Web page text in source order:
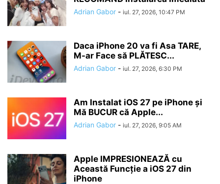
Adrian Gabor - iul. 27, 2026, 10:47 PM
Daca iPhone 20 va fi Asa TARE,
M-ar Face să PLĂTESC...
Adrian Gabor - iul. 27, 2026, 6:30 PM
Am Instalat iOS 27 pe iPhone și
Mă BUCUR că Apple...
Adrian Gabor - iul. 27, 2026, 9:05 AM
Apple IMPRESIONEAZĂ cu
Această Funcție a iOS 27 din
iPhone